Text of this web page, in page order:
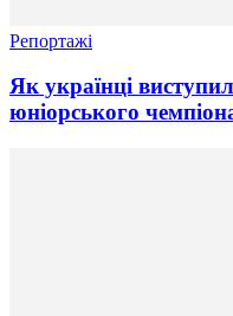
Репортажі
Як українці
юніорського